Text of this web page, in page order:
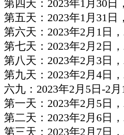
第四天：2023年1月30日
第五天：2023年1月31日
第六天：2023年2月1日
第七天：2023年2月2日
第八天：2023年2月3日
第九天：2023年2月4日
六九：2023年2月5日-2月
第一天：2023年2月5日
第二天：2023年2月6日
第三天：2023年2月7日